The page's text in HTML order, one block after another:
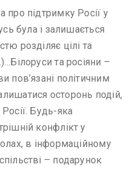
про підтримку Росії у
була і залишається
розділяє цілі та
та росіяни –
пов’язані політичним
осторонь подій,
Будь-яка
конфлікт у
в інформаційному
– подарунок